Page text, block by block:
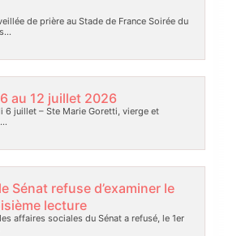
de prière au Stade de France Soirée du
au 12 juillet 2026
6 juillet – Ste Marie Goretti, vierge et
Sénat refuse d’examiner le
lecture
affaires sociales du Sénat a refusé, le 1er